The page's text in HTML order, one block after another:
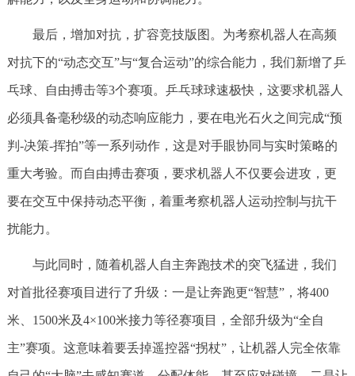
最后，增加对抗，扩容竞技版图。为考察机器人在高频
对抗下的“动态交互”与“复合运动”的综合能力，我们新增了乒
乓球、自由搏击等3个赛项。乒乓球球速极快，这要求机器人
必须具备毫秒级的动态响应能力，要在电光石火之间完成“预
判-决策-挥拍”等一系列动作，这是对手眼协同与实时策略的
重大考验。而自由搏击赛项，要求机器人不仅要会进攻，更
要在交互中保持动态平衡，着重考察机器人运动控制与抗干
扰能力。
与此同时，随着机器人自主奔跑技术的突飞猛进，我们
对首批径赛项目进行了升级：一是让奔跑更“智慧”，将400
米、1500米及4×100米接力等径赛项目，全部升级为“全自
主”赛项。这意味着要丢掉遥控器“拐杖”，让机器人完全依靠